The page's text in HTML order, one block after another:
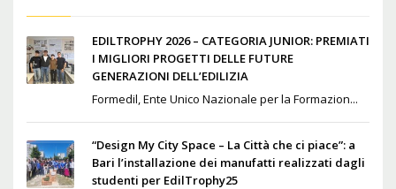
EDILTROPHY 2026 – CATEGORIA JUNIOR: PREMIATI
I MIGLIORI PROGETTI DELLE FUTURE
GENERAZIONI DELL’EDILIZIA
Formedil, Ente Unico Nazionale per la Formazion...
“Design My City Space – La Città che ci piace”: a
Bari l’installazione dei manufatti realizzati dagli
studenti per EdilTrophy25